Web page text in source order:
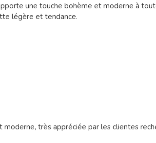
une touche bohème et moderne à
légère et tendance.
très appréciée par les clientes